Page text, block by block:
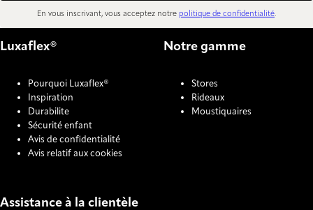
En vous inscrivant, vous acceptez notre politique de confidentialité.
Luxaflex®
Pourquoi Luxaflex®
Inspiration
Durabilite
Sécurité enfant
Avis de confidentialité
Avis relatif aux cookies
Notre gamme
Stores
Rideaux
Moustiquaires
Assistance à la clientèle